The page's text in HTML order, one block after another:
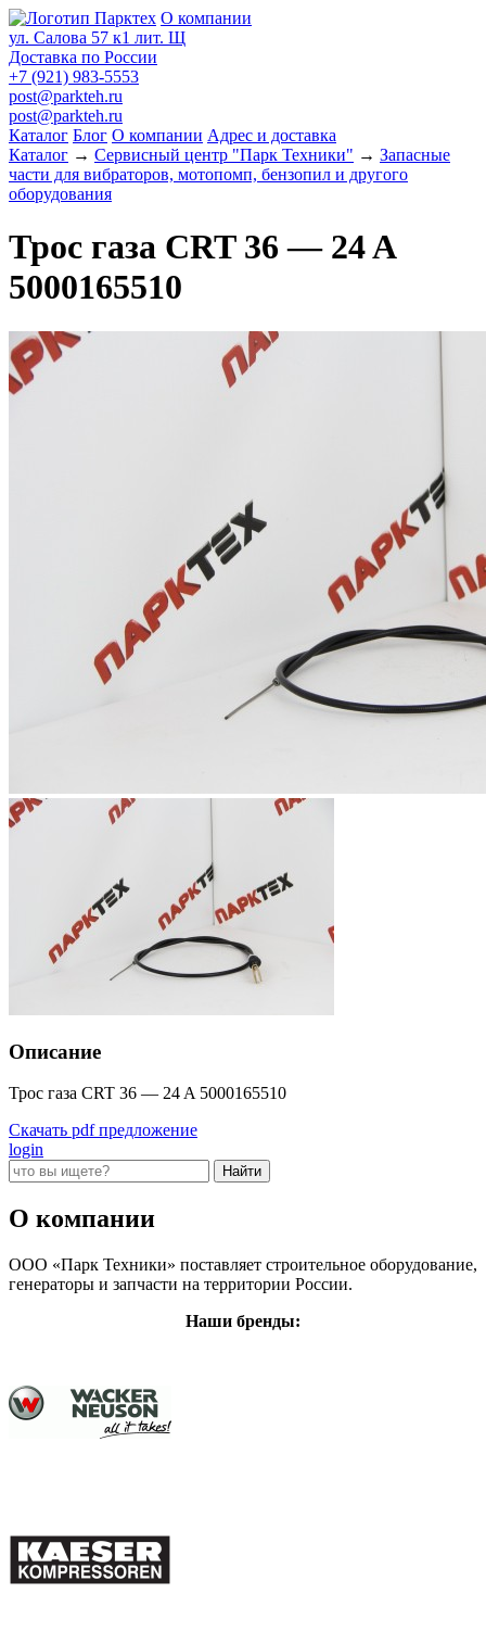
О компании
ул. Салова 57 к1 лит. Щ
Доставка по России
+7 (921) 983-5553
post@parkteh.ru
post@parkteh.ru
Каталог Блог О компании Адрес и доставка
Каталог → Сервисный центр "Парк Техники" → Запасные
части для вибраторов, мотопомп, бензопил и другого
оборудования
Трос газа CRT 36 — 24 A
5000165510
Описание
Трос газа CRT 36 — 24 A 5000165510
Скачать pdf предложение
login
О компании
ООО «Парк Техники» поставляет строительное оборудование,
генераторы и запчасти на территории России.
Наши бренды: